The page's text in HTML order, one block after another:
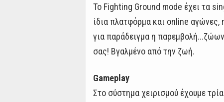
Το Fighting Ground mode έχει τα
ίδια πλατφόρμα και online
για παράδειγμα η
σας! Βγαλμένο από την ζωή.
Gameplay
Στο σύστημα χειρισμού έχουμε